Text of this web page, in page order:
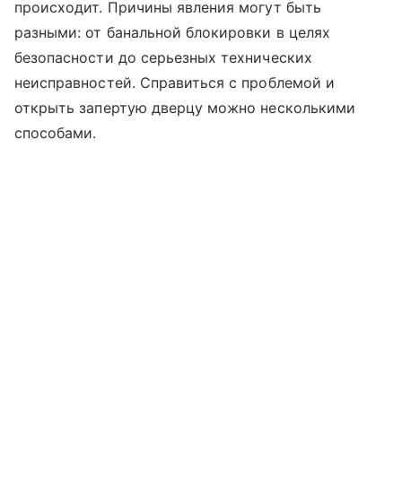
происходит. Причины явления могут быть
разными: от банальной блокировки в целях
безопасности до серьезных технических
неисправностей. Справиться с проблемой и
открыть запертую дверцу можно несколькими
способами.